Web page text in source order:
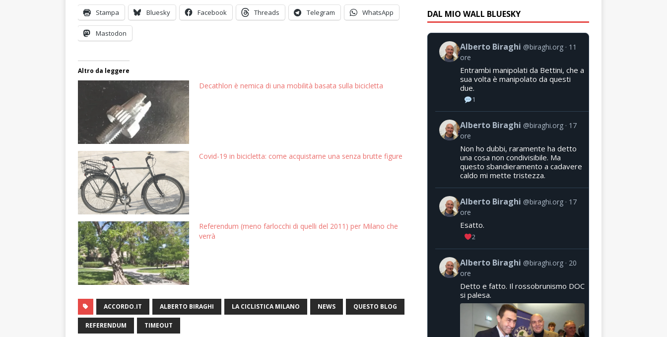
Stampa Bluesky Facebook Threads Telegram WhatsApp
Mastodon
Altro da leggere
Decathlon è nemica di una mobilità basata sulla bicicletta
Covid-19 in bicicletta: come acquistarne una senza brutte figure
Referendum (meno farlocchi di quelli del 2011) per Milano che
verrà
ACCORDO.IT ALBERTO BIRAGHI LA CICLISTICA MILANO NEWS QUESTO BLOG
REFERENDUM TIMEOUT
DAL MIO WALL BLUESKY
Alberto Biraghi @biraghi.org
11
ore
Entrambi manipolati da Bettini, che a
sua volta è manipolato da questi
due.
1
Alberto Biraghi @biraghi.org
17
ore
Non ho dubbi, raramente ha detto
una cosa non condivisibile. Ma
questo sbandieramento a cadavere
caldo mi mette tristezza.
Alberto Biraghi @biraghi.org
17
ore
Esatto.
2
Alberto Biraghi @biraghi.org
20
ore
Detto e fatto. Il rossobrunismo DOC
si palesa.